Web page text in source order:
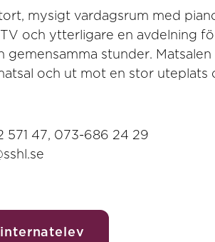
mysigt vardagsrum med
och ytterligare en avdelning
gemensamma stunder.
och ut mot en stor uteplats
571 47, 073-686 24 29